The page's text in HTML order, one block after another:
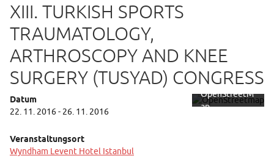
XIII. TURKISH SPORTS
TRAUMATOLOGY,
ARTHROSCOPY AND KNEE
SURGERY (TUSYAD) CONGRESS
Sie die
rklärung von
OpenStreetM
ap
Datum
22. 11. 2016 - 26. 11. 2016
Veranstaltungsort
Wyndham Levent Hotel Istanbul